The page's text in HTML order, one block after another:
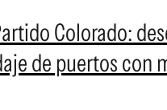
Colorado:
de puertos con